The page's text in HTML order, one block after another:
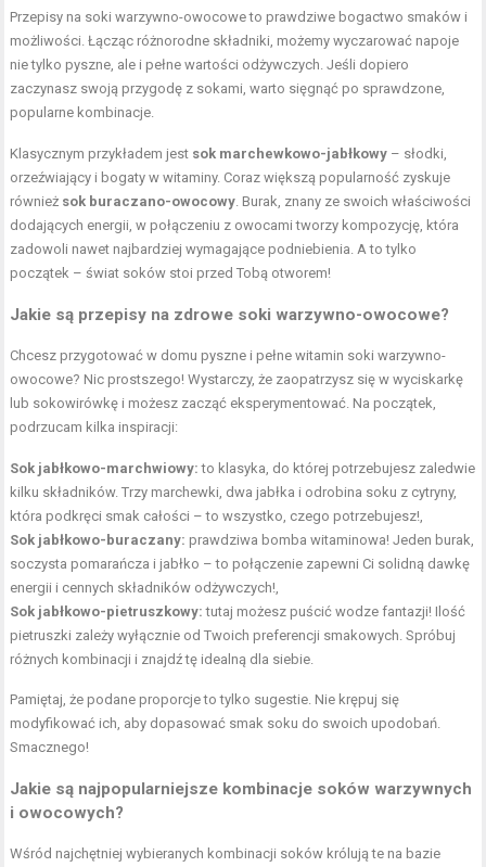
Przepisy na soki warzywno-owocowe to prawdziwe bogactwo smaków i
możliwości. Łącząc różnorodne składniki, możemy wyczarować napoje
nie tylko pyszne, ale i pełne wartości odżywczych. Jeśli dopiero
zaczynasz swoją przygodę z sokami, warto sięgnąć po sprawdzone,
popularne kombinacje.
Klasycznym przykładem jest sok marchewkowo-jabłkowy – słodki,
orzeźwiający i bogaty w witaminy. Coraz większą popularność zyskuje
również sok buraczano-owocowy . Burak, znany ze swoich właściwości
dodających energii, w połączeniu z owocami tworzy kompozycję, która
zadowoli nawet najbardziej wymagające podniebienia. A to tylko
początek – świat soków stoi przed Tobą otworem!
Jakie są przepisy na zdrowe soki warzywno-owocowe?
Chcesz przygotować w domu pyszne i pełne witamin soki warzywno-
owocowe? Nic prostszego! Wystarczy, że zaopatrzysz się w wyciskarkę
lub sokowirówkę i możesz zacząć eksperymentować. Na początek,
podrzucam kilka inspiracji:
Sok jabłkowo-marchwiowy: to klasyka, do której potrzebujesz zaledwie
kilku składników. Trzy marchewki, dwa jabłka i odrobina soku z cytryny,
która podkręci smak całości – to wszystko, czego potrzebujesz!,
Sok jabłkowo-buraczany: prawdziwa bomba witaminowa! Jeden burak,
soczysta pomarańcza i jabłko – to połączenie zapewni Ci solidną dawkę
energii i cennych składników odżywczych!,
Sok jabłkowo-pietruszkowy: tutaj możesz puścić wodze fantazji! Ilość
pietruszki zależy wyłącznie od Twoich preferencji smakowych. Spróbuj
różnych kombinacji i znajdź tę idealną dla siebie.
Pamiętaj, że podane proporcje to tylko sugestie. Nie krępuj się
modyfikować ich, aby dopasować smak soku do swoich upodobań.
Smacznego!
Jakie są najpopularniejsze kombinacje soków warzywnych
i owocowych?
Wśród najchętniej wybieranych kombinacji soków królują te na bazie